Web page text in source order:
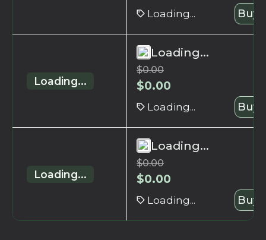
Loading... Buy
Loading...
Loading...
$0.00
$0.00
Loading... Buy
Loading...
Loading...
$0.00
$0.00
Loading... Buy